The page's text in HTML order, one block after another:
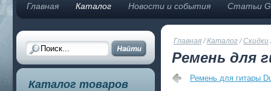
Главная Каталог Новости и события Статьи
Каталог товаров
Главная/Каталог/Скидки
Ремень для
Ремень для гитары